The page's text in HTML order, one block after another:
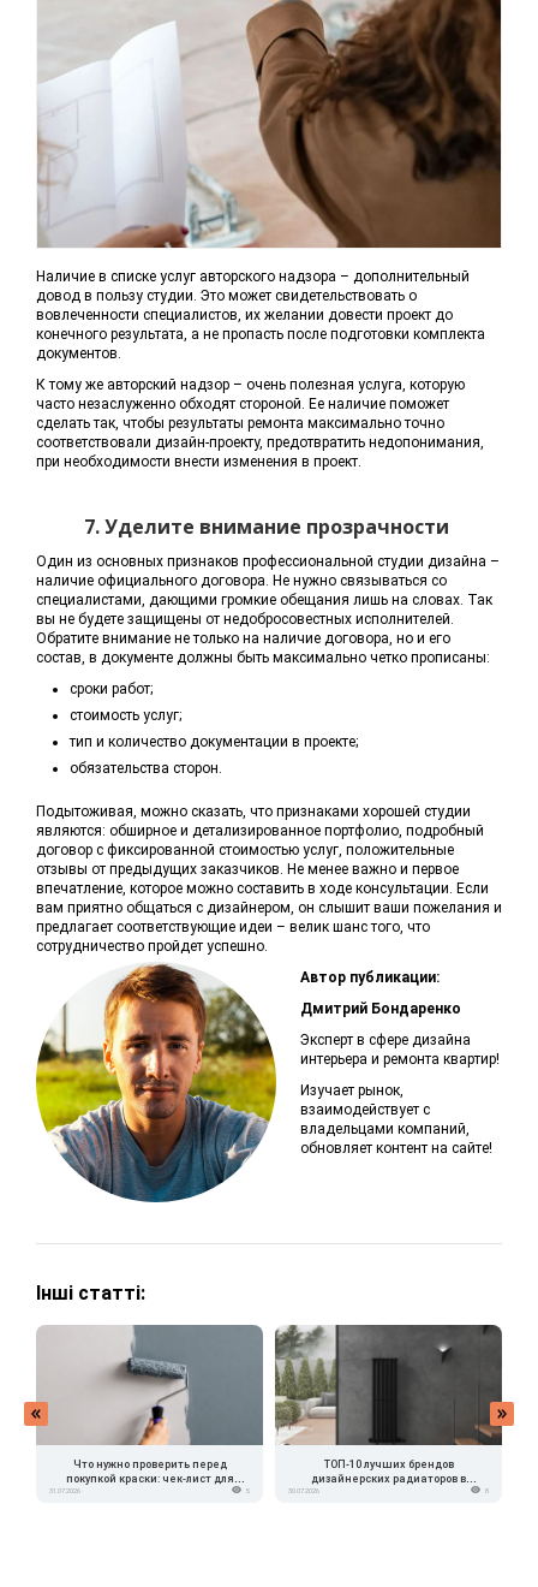
Наличие в списке услуг авторского надзора – дополнительный
довод в пользу студии. Это может свидетельствовать о
вовлеченности специалистов, их желании довести проект до
конечного результата, а не пропасть после подготовки комплекта
документов.
К тому же авторский надзор – очень полезная услуга, которую
часто незаслуженно обходят стороной. Ее наличие поможет
сделать так, чтобы результаты ремонта максимально точно
соответствовали дизайн-проекту, предотвратить недопонимания,
при необходимости внести изменения в проект.
7. Уделите внимание прозрачности
Один из основных признаков профессиональной студии дизайна –
наличие официального договора. Не нужно связываться со
специалистами, дающими громкие обещания лишь на словах. Так
вы не будете защищены от недобросовестных исполнителей.
Обратите внимание не только на наличие договора, но и его
состав, в документе должны быть максимально четко прописаны:
сроки работ;
стоимость услуг;
тип и количество документации в проекте;
обязательства сторон.
Подытоживая, можно сказать, что признаками хорошей студии
являются: обширное и детализированное портфолио, подробный
договор с фиксированной стоимостью услуг, положительные
отзывы от предыдущих заказчиков. Не менее важно и первое
впечатление, которое можно составить в ходе консультации. Если
вам приятно общаться с дизайнером, он слышит ваши пожелания и
предлагает соответствующие идеи – велик шанс того, что
сотрудничество пройдет успешно.
Автор публикации:
Дмитрий Бондаренко
Эксперт в сфере дизайна
интерьера и ремонта квартир!
Изучает рынок,
взаимодействует с
владельцами компаний,
обновляет контент на сайте!
Інші статті:
Что нужно проверить перед
покупкой краски: чек-лист для
31.07.2026 5
ТОП-10 лучших брендов
дизайнерских радиаторов в
30.07.2026 8